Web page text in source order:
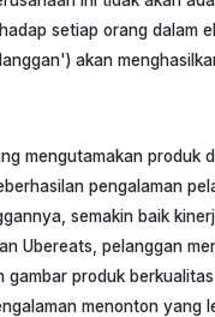
setiap orang dalam
akan
mengutamakan produk
pengalaman
semakin baik
Ubereats, pelanggan
gambar produk
menonton yang